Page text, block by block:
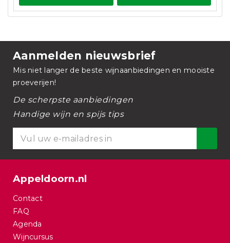
Aanmelden nieuwsbrief
Mis niet langer de beste wijnaanbiedingen en mooiste
proeverijen!
De scherpste aanbiedingen
Handige wijn en spijs tips
Appeldoorn.nl
Contact
FAQ
Agenda
Wijncursus